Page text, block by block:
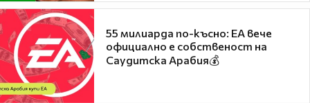
55 милиарда по-късно: EA вече
официално е собственост на
Саудитска Арабия💰